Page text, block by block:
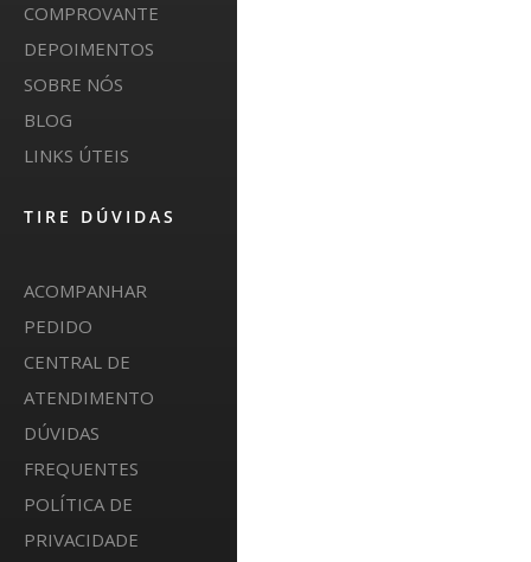
COMPROVANTE
DEPOIMENTOS
SOBRE NÓS
BLOG
LINKS ÚTEIS
TIRE DÚVIDAS
ACOMPANHAR
PEDIDO
CENTRAL DE
ATENDIMENTO
DÚVIDAS
FREQUENTES
POLÍTICA DE
PRIVACIDADE